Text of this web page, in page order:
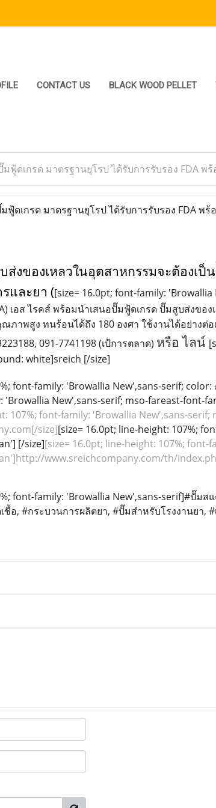
CONTACT US BLACK WOOD PELLET
ดเกรด มาตรฐานยุโรป ได้รับการรับรอง FDA พ
ดเกรด มาตรฐานยุโรป ได้รับการรับรอง FDA พร้
ส่งของเหลวในอุตสาหกรรมจะต้องเ
และยา ([size= 16.0pt; font-family:
เอส ไรคส์ พร้อมนำเสนอปั๊มฟู้ดเกรด ปั๊มสูบส่งขอ
ภาพสูง ทนร้อนได้ถึง 180 องศา ใช้งานได้อย่างต่
091-7741198 (เป้การตลาด) หรือ ไลน์
white]sreich [/size]
font-family: 'Browallia New',sans-serif;
'Browallia New',sans-serif; mso-fareast-font-
107%; font-family: 'Browallia New',sans-
size][size= 16.0pt; line-height: 107%;
[/size][size= 16.0pt; line-height: 107%;
www.sreichcompany.com/th/
font-family: 'Browallia New',sans-serif]#ปั๊มสแ
ชื้อ, #กระบวนการผลิตยา, #ปั๊มสำหรับโรงงานยา, #